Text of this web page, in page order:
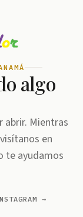
algo
abrir. Mientras
en
te ayudamos
→